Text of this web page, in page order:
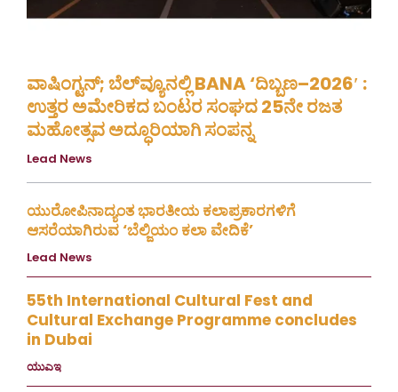
ವಾಷಿಂಗ್ಟನ್; ಬೆಲ್‌ವ್ಯೂನಲ್ಲಿ BANA ‘ದಿಬ್ಬಣ–2026′ :
ಉತ್ತರ ಅಮೇರಿಕದ ಬಂಟರ ಸಂಘದ 25ನೇ ರಜತ
ಮಹೋತ್ಸವ ಅದ್ಧೂರಿಯಾಗಿ ಸಂಪನ್ನ
Lead News
ಯುರೋಪಿನಾದ್ಯಂತ ಭಾರತೀಯ ಕಲಾಪ್ರಕಾರಗಳಿಗೆ
ಆಸರೆಯಾಗಿರುವ ‘ಬೆಲ್ಜಿಯಂ ಕಲಾ ವೇದಿಕೆ’
Lead News
55th International Cultural Fest and
Cultural Exchange Programme concludes
in Dubai
ಯುಎಇ